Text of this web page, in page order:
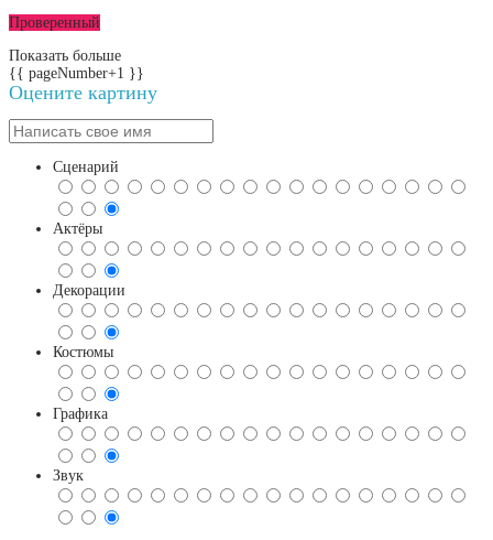
Проверенный
Показать больше
{{ pageNumber+1 }}
Оцените картину
Сценарий
Актёры
Декорации
Костюмы
Графика
Звук